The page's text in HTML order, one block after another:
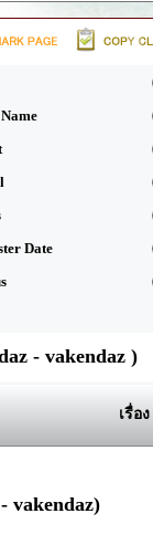
Date
- vakendaz )
เรื่อง
vakendaz)